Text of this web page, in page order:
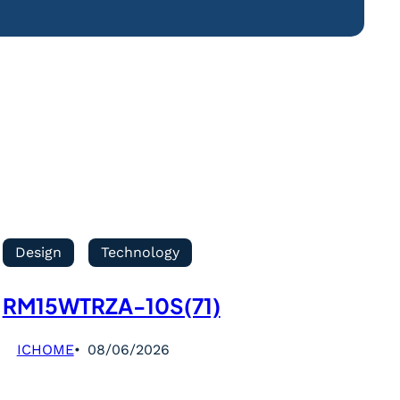
Design Technology
RM15WTRZA-10S(71)
ICHOME 08/06/2026